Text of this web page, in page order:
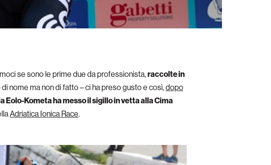
se sono le prime due da professionista,raccolte in
nome ma non di fatto – ci ha preso gusto e così,dopo
Eolo-Kometa ha messo il sigillo in vetta alla Cima
Adriatica Ionica Race.